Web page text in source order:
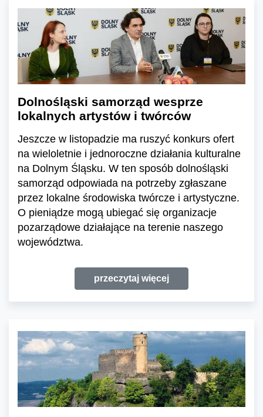
Dolnośląski samorząd wesprze
lokalnych artystów i twórców
Jeszcze w listopadzie ma ruszyć konkurs ofert
na wieloletnie i jednoroczne działania kulturalne
na Dolnym Śląsku. W ten sposób dolnośląski
samorząd odpowiada na potrzeby zgłaszane
przez lokalne środowiska twórcze i artystyczne.
O pieniądze mogą ubiegać się organizacje
pozarządowe działające na terenie naszego
województwa.
przeczytaj więcej